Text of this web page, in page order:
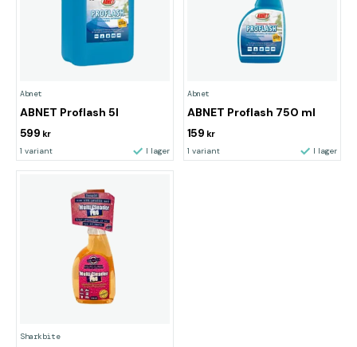
Abnet
ABNET Proflash 5l
599 kr
1 variant I lager
Abnet
ABNET Proflash 750 ml
159 kr
1 variant I lager
Sharkbite